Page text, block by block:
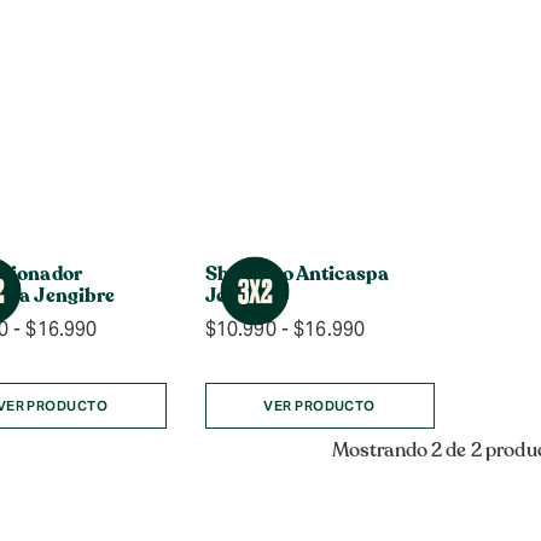
Jengibre
- $16.990Rango
precios:
desde
$10.990
PRODUCTO
Shampoo Anticaspa
Jengibre
$10.990 -$16.990Rango
precios:
desde
$10.990
hasta
VER PRODUCTO
Mostrando 2 de 2